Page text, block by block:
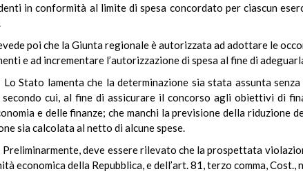
in conformità al limite di spesa concordato per ciascun
poi che la Giunta regionale è autorizzata ad adottare le
e ad incrementare l’autorizzazione di spesa al fine di
Lo Stato lamenta che la determinazione sia stata assunta
secondo cui, al fine di assicurare il concorso agli obiettivi di
e delle finanze; che manchi la previsione della riduzione
sia calcolata al netto di alcune spese.
Preliminarmente, deve essere rilevato che la prospettata
economica della Repubblica, e dell’art. 81, terzo comma,